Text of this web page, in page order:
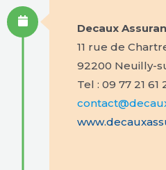
Decaux
11 rue de
92200 Neuilly-
Tel : 09 77 21 61